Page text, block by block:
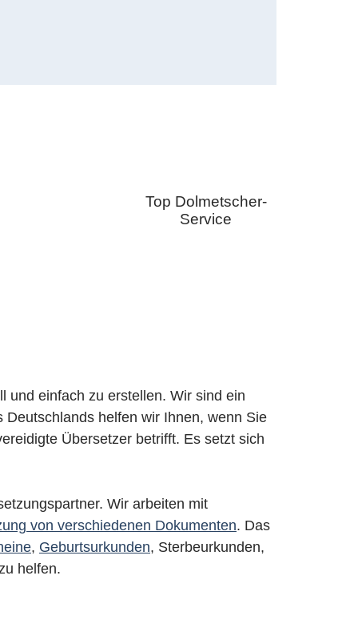
Top Dolmetscher-
Service
und einfach zu erstellen. Wir sind ein
helfen wir Ihnen, wenn Sie
Übersetzer betrifft. Es setzt sich
Wir arbeiten mit
von verschiedenen Dokumenten. Das
, Geburtsurkunden, Sterbeurkunden,
helfen.